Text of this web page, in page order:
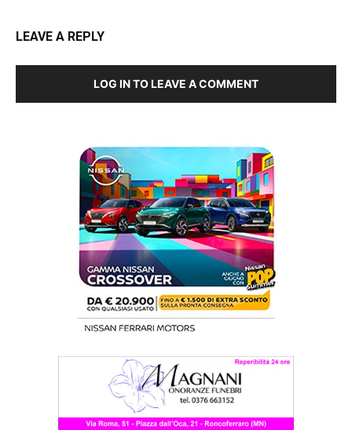
LEAVE A REPLY
LOG IN TO LEAVE A COMMENT